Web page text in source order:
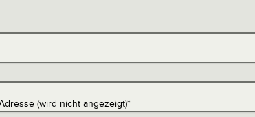
(wird nicht angezeigt)*